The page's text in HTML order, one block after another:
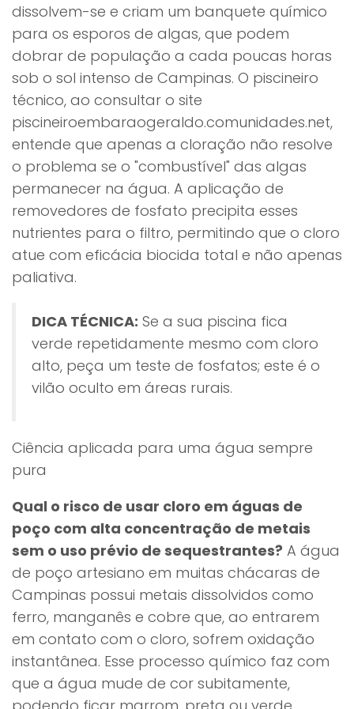
dissolvem-se e criam um banquete químico
para os esporos de algas, que podem
dobrar de população a cada poucas horas
sob o sol intenso de Campinas. O piscineiro
técnico, ao consultar o site
piscineiroembaraogeraldo.comunidades.net,
entende que apenas a cloração não resolve
o problema se o "combustível" das algas
permanecer na água. A aplicação de
removedores de fosfato precipita esses
nutrientes para o filtro, permitindo que o cloro
atue com eficácia biocida total e não apenas
paliativa.
DICA TÉCNICA: Se a sua piscina fica
verde repetidamente mesmo com cloro
alto, peça um teste de fosfatos; este é o
vilão oculto em áreas rurais.
Ciência aplicada para uma água sempre
pura
Qual o risco de usar cloro em águas de
poço com alta concentração de metais
sem o uso prévio de sequestrantes? A água
de poço artesiano em muitas chácaras de
Campinas possui metais dissolvidos como
ferro, manganês e cobre que, ao entrarem
em contato com o cloro, sofrem oxidação
instantânea. Esse processo químico faz com
que a água mude de cor subitamente,